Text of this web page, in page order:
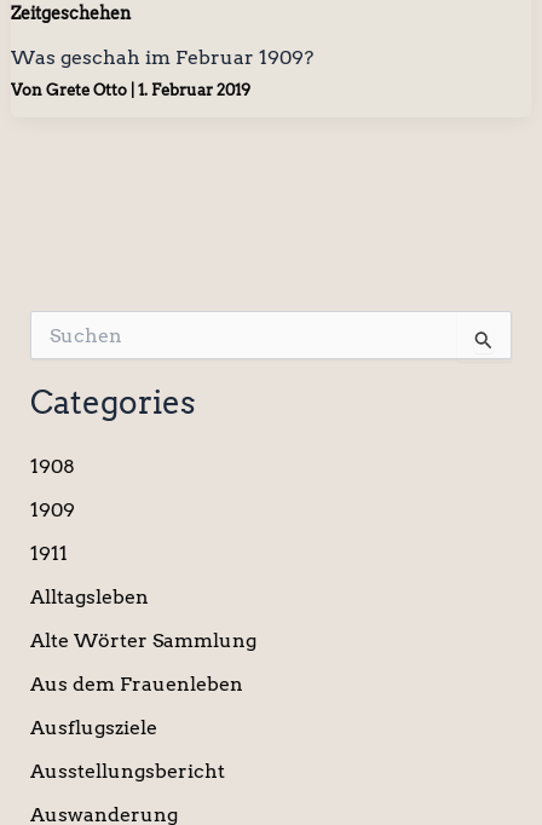
Zeitgeschehen
Was geschah im Februar 1909?
Von Grete Otto 1. Februar 2019
u
c
h
n
a
h
Categories
1908
1909
1911
Alltagsleben
Alte Wörter Sammlung
Aus dem Frauenleben
Ausflugsziele
Ausstellungsbericht
Auswanderung